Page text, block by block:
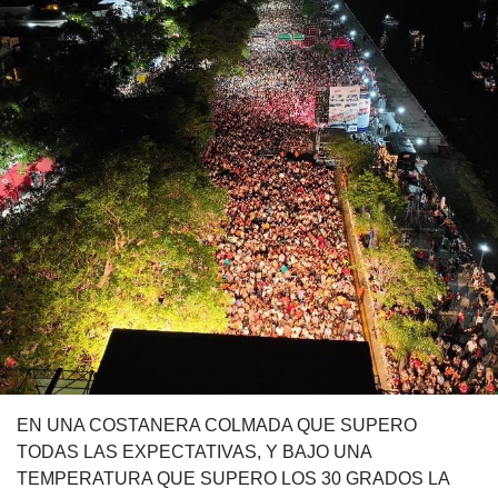
EN UNA COSTANERA COLMADA QUE SUPERO
TODAS LAS EXPECTATIVAS, Y BAJO UNA
TEMPERATURA QUE SUPERO LOS 30 GRADOS LA